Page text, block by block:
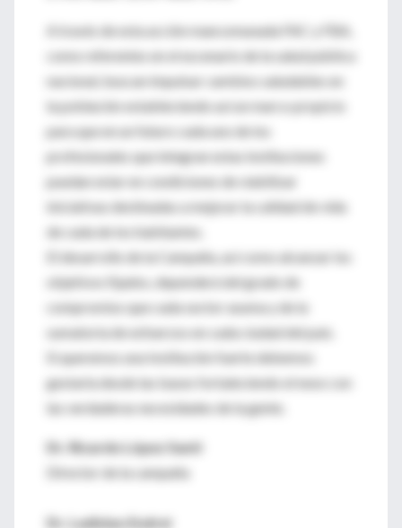
A través de esta acción mancomunada FAC y FBA,
como referentes en el escenario de la salud pública
nacional, buscan impulsar cambios saludables en
la población estableciendo así un marco propicio
para que en un futuro cada uno de los
profesionales que integran estas instituciones
puedan estar en condiciones de viabilizar
iniciativas destinadas a mejorar la calidad de vida
de cada de los habitantes.
El desarrollo de la Campaña, así como alcanzar los
objetivos fijados, dependerá del grado de
compromiso que cada sector asuma y de la
sumatoria de esfuerzos en cada ciudad del país.
Si queremos una Institución fuerte debemos
gestarla desde las bases fortaleciendo el nexo con
las verdaderas necesidades de la gente.
Dr. Ricardo López Santi
Director de la campaña
Dr. Ladislao Endrei